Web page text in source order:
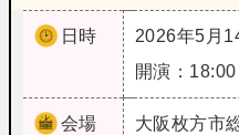
日時
2026年5月
開演：18:00
会場 大阪枚方市